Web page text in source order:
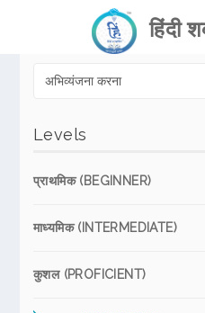
हिंदी
Levels
प्राथमिक (BEGINNER)
माध्यमिक (INTERMEDIATE)
कुशल (PROFICIENT)